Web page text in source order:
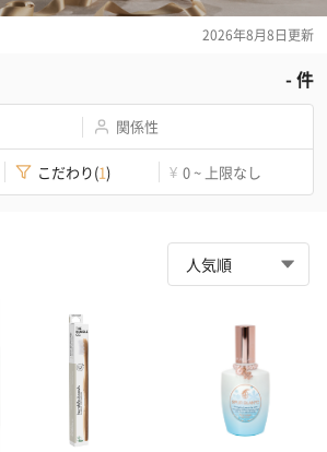
2026年8月8日更新
-件
関係性
こだわり(1) ¥ 0 ~ 上限なし